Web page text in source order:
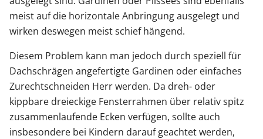
meist auf die horizontale Anbringung ausgelegt und
wirken deswegen meist schief hängend.
Diesem Problem kann man jedoch durch speziell für
Dachschrägen angefertigte Gardinen oder einfaches
Zurechtschneiden Herr werden. Da dreh- oder
kippbare dreieckige Fensterrahmen über relativ spitz
zusammenlaufende Ecken verfügen, sollte auch
insbesondere bei Kindern darauf geachtet werden,